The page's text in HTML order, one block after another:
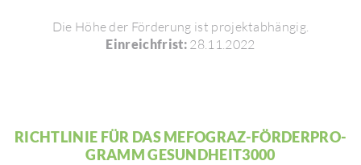
Die Höhe der Förde­rung ist projekt­ab­hängig.
Einreichfrist:28.11.2022
RICHT­LINIE FÜR DAS MEFO­GRAZ-FÖRDER­PRO­
GRAMM GESUND­HEIT3000